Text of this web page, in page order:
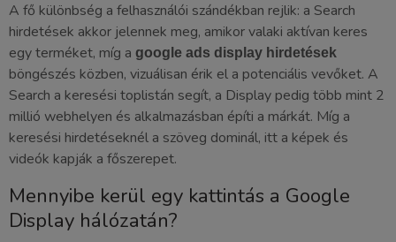
A fő különbség a felhasználói szándékban rejlik: a Search
hirdetések akkor jelennek meg, amikor valaki aktívan keres
egy terméket, míg a google ads display hirdetések
böngészés közben, vizuálisan érik el a potenciális vevőket. A
Search a keresési toplistán segít, a Display pedig több mint 2
millió webhelyen és alkalmazásban építi a márkát. Míg a
keresési hirdetéseknél a szöveg dominál, itt a képek és
videók kapják a főszerepet.
Mennyibe kerül egy kattintás a Google
Display hálózatán?